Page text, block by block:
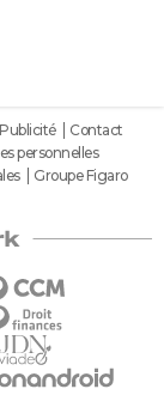
Publicité
Contact
personnelles
Groupe Figaro